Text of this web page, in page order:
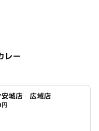
レー
安城店 広域店